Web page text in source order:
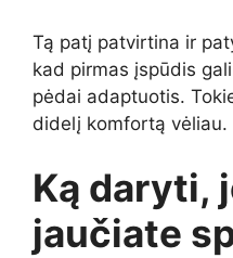
Tą patį patvirtina ir
kad pirmas įspūdis
pėdai adaptuotis.
didelį komfortą vėliau.
Ką daryti,
jaučiate